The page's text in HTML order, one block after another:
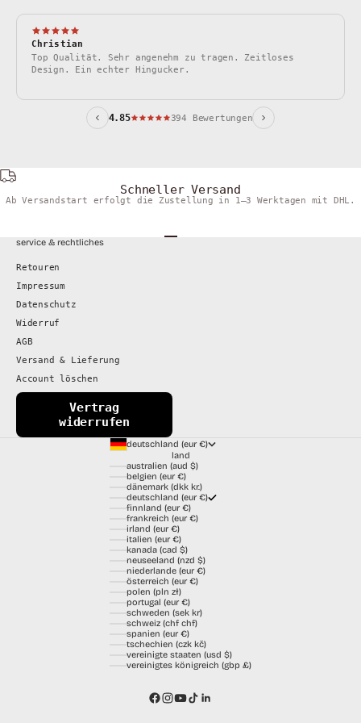
Christian
Top Qualität. Sehr angenehm zu tragen. Zeitloses
Design. Ein echter Hingucker.
4.85 394 Bewertungen
Schneller Versand
Ab Versandstart erfolgt die Zustellung in 1–3 Werktagen mit DHL.
Gehe zu Element 1
service & rechtliches
Retouren
Impressum
Datenschutz
Widerruf
AGB
Versand & Lieferung
Account löschen
Vertrag
widerrufen
deutschland (eur €)
land
australien (aud $)
belgien (eur €)
dänemark (dkk kr.)
deutschland (eur €)
finnland (eur €)
frankreich (eur €)
irland (eur €)
italien (eur €)
kanada (cad $)
neuseeland (nzd $)
niederlande (eur €)
österreich (eur €)
polen (pln zł)
portugal (eur €)
schweden (sek kr)
schweiz (chf chf)
spanien (eur €)
tschechien (czk kč)
vereinigte staaten (usd $)
vereinigtes königreich (gbp £)